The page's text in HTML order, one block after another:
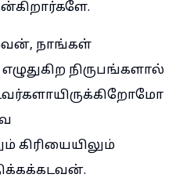
நாங்கள்
நிருபங்களால்
கிரியையிலும்